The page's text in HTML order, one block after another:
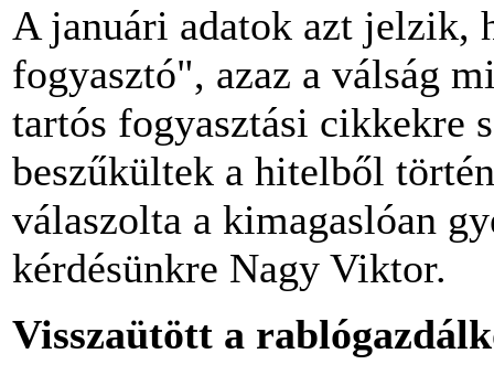
A januári adatok azt jelzik,
fogyasztó", azaz a válság
tartós fogyasztási cikkekre
beszűkültek a hitelből
válaszolta a kimagaslóan
kérdésünkre Nagy Viktor.
Visszaütött a